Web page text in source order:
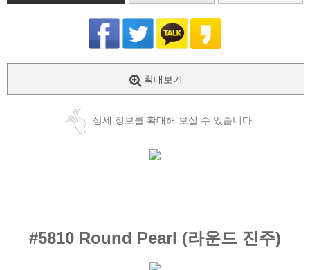
확대보기
상세 정보를 확대해 보실 수 있습니다
#5810 Round Pearl (라운드 진주)